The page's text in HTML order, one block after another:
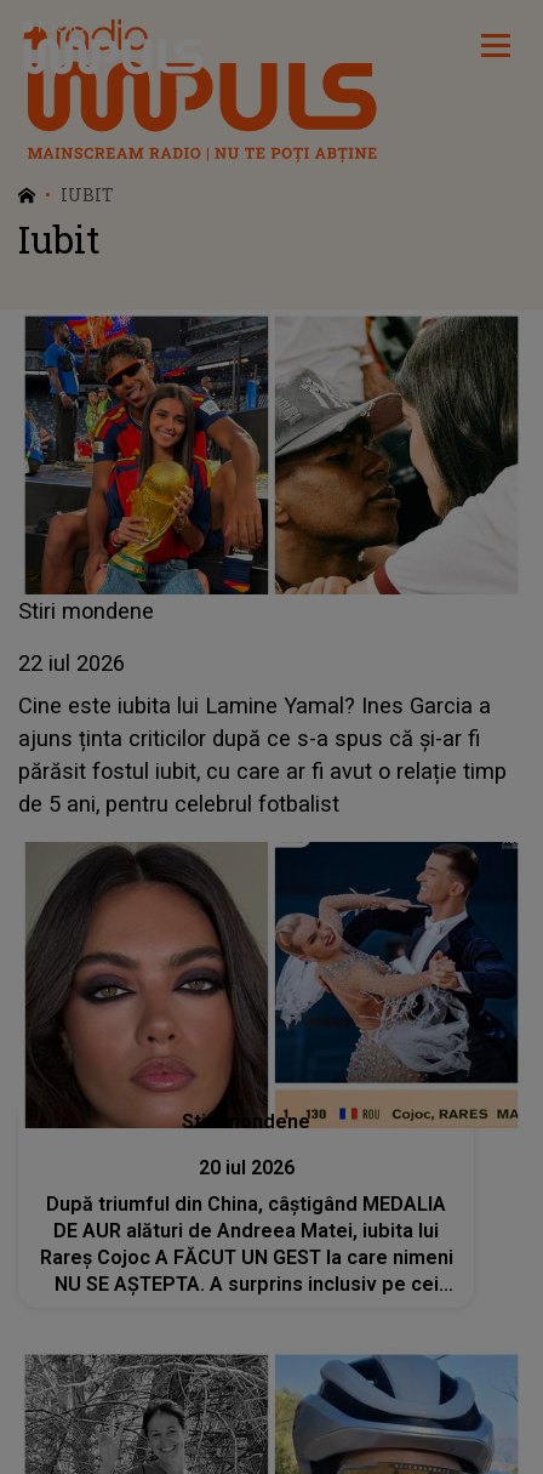
Radio Impuls
IUBIT
Iubit
Stiri mondene
22 iul 2026
Cine este iubita lui Lamine Yamal? Ines Garcia a
ajuns ținta criticilor după ce s-a spus că și-ar fi
părăsit fostul iubit, cu care ar fi avut o relație timp
de 5 ani, pentru celebrul fotbalist
Stiri mondene
20 iul 2026
După triumful din China, câștigând MEDALIA
DE AUR alături de Andreea Matei, iubita lui
Rareș Cojoc A FĂCUT UN GEST la care nimeni
NU SE AȘTEPTA. A surprins inclusiv pe cei